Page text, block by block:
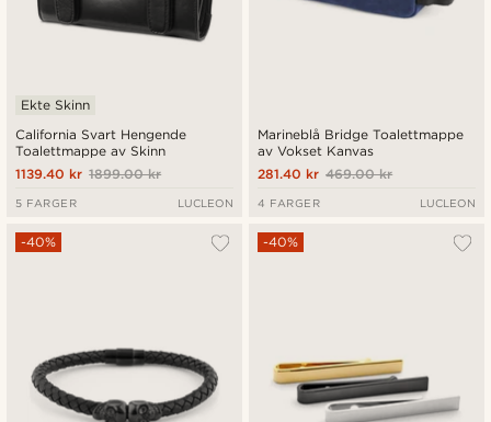
California Svart Hengende
Toalettmappe av Skinn
Ekte Skinn
1899.00 kr
1139.40 kr
5 FARGER LUCLEON
Marineblå Bridge Toalettmappe
av Vokset Kanvas
469.00 kr
281.40 kr
4 FARGER LUCLEON
-40% -40%